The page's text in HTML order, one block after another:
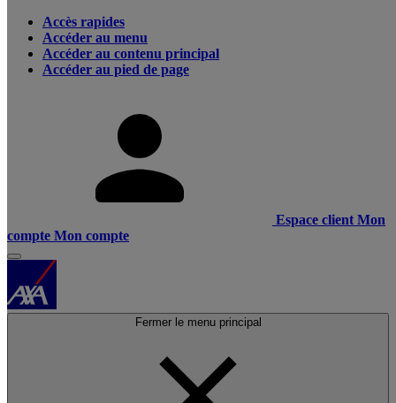
Accès rapides
Accéder au menu
Accéder au contenu principal
Accéder au pied de page
Espace client Mon
compte Mon compte
Fermer le menu principal